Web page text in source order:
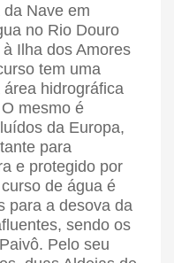
Nave em
no Rio Douro
Ilha dos Amores
tem uma
hidrográfica
mesmo é
da Europa,
para
e protegido por
de água é
para a desova da
sendo os
Pelo seu